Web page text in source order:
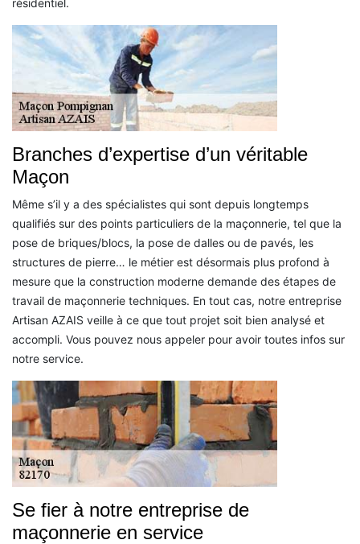
résidentiel.
Branches d’expertise d’un véritable
Maçon
Même s’il y a des spécialistes qui sont depuis longtemps
qualifiés sur des points particuliers de la maçonnerie, tel que la
pose de briques/blocs, la pose de dalles ou de pavés, les
structures de pierre… le métier est désormais plus profond à
mesure que la construction moderne demande des étapes de
travail de maçonnerie techniques. En tout cas, notre entreprise
Artisan AZAIS veille à ce que tout projet soit bien analysé et
accompli. Vous pouvez nous appeler pour avoir toutes infos sur
notre service.
Se fier à notre entreprise de
maçonnerie en service